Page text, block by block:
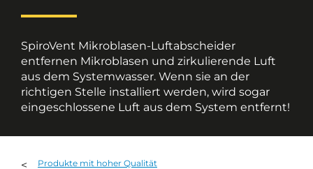
SpiroVent Mikroblasen-Luftabscheider
entfernen Mikroblasen und zirkulierende Luft
aus dem Systemwasser. Wenn sie an der
richtigen Stelle installiert werden, wird sogar
eingeschlossene Luft aus dem System entfernt!
Produkte mit hoher Qualität